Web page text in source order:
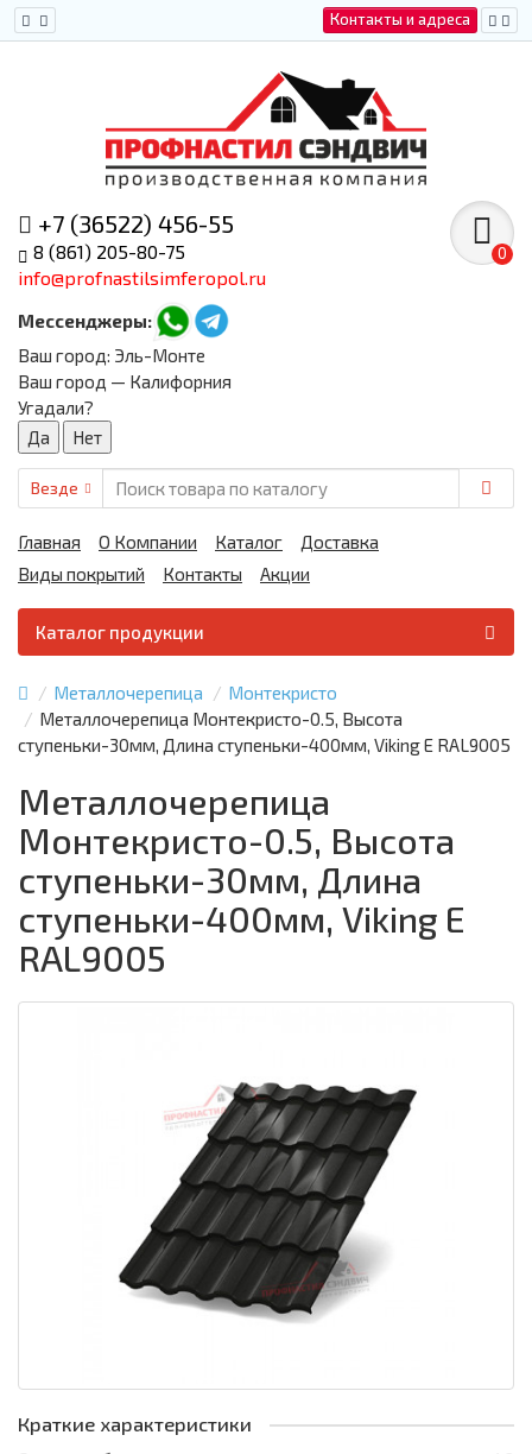
Контакты и адреса
+7 (36522) 456-55
8 (861) 205-80-75
info@profnastilsimferopol.ru
Мессенджеры:
0
Ваш город: Эль-Монте
Ваш город — Калифорния
Угадали?
Везде
Главная О Компании Каталог
Доставка
Виды покрытий
Контакты Акции
Каталог продукции
Металлочерепица
Монтекристо
Металлочерепица Монтекристо-0.5, Высота
ступеньки-30мм, Длина ступеньки-400мм, Viking E RAL9005
Металлочерепица
Монтекристо-0.5, Высота
ступеньки-30мм, Длина
ступеньки-400мм, Viking E
RAL9005
Краткие характеристики